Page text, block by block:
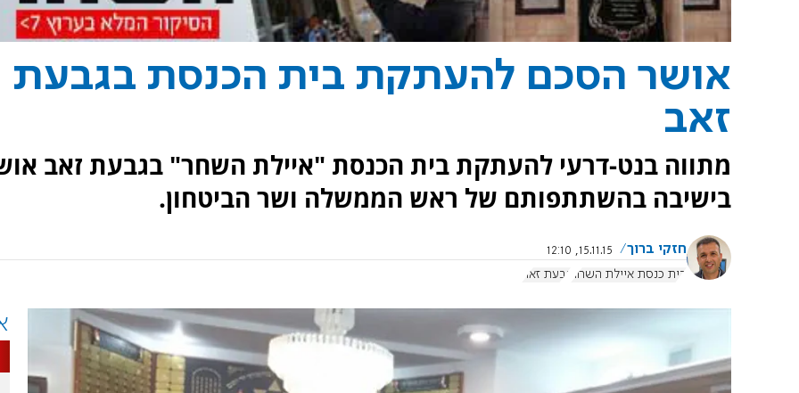
אושר הסכם להעתקת בית הכנסת בגבעת
זאב
מתווה בנט-דרעי להעתקת בית הכנסת "איילת השחר" בגבעת זאב
בישיבה בהשתתפותם של ראש הממשלה ושר הביטחון.
חזקי ברוך
15.11.15, 12:10
בית כנסת איילת השחר גבעת זאה